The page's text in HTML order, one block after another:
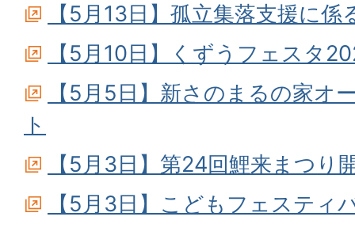
【5月13日】孤立集落支援に係
【5月10日】くずうフェスタ
【5月5日】新さのまるの家オ
ト
【5月3日】第24回鯉来まつり
【5月3日】こどもフェスティ